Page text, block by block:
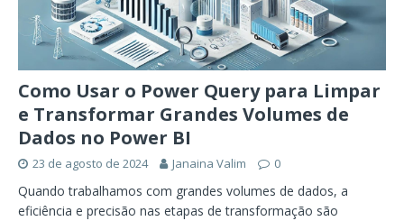
Como Usar o Power Query para Limpar
e Transformar Grandes Volumes de
Dados no Power BI
23 de agosto de 2024 Janaina Valim 0
Quando trabalhamos com grandes volumes de dados, a
eficiência e precisão nas etapas de transformação são